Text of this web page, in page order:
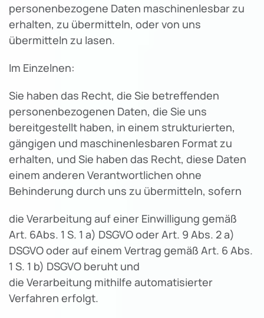
personenbezogene Daten maschinenlesbar zu
erhalten, zu übermitteln, oder von uns
übermitteln zu lasen.
Im Einzelnen:
Sie haben das Recht, die Sie betreffenden
personenbezogenen Daten, die Sie uns
bereitgestellt haben, in einem strukturierten,
gängigen und maschinenlesbaren Format zu
erhalten, und Sie haben das Recht, diese Daten
einem anderen Verantwortlichen ohne
Behinderung durch uns zu übermitteln, sofern
die Verarbeitung auf einer Einwilligung gemäß
Art. 6Abs. 1 S. 1 a) DSGVO oder Art. 9 Abs. 2 a)
DSGVO oder auf einem Vertrag gemäß Art. 6 Abs.
1 S. 1 b) DSGVO beruht und
die Verarbeitung mithilfe automatisierter
Verfahren erfolgt.